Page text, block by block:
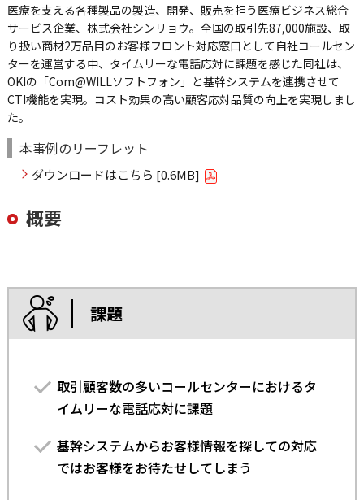
医療を支える各種製品の製造、開発、販売を担う医療ビジネス総合
サービス企業、株式会社シンリョウ。全国の取引先87,000施設、取
り扱い商材2万品目のお客様フロント対応窓口として自社コールセン
ターを運営する中、タイムリーな電話応対に課題を感じた同社は、
OKIの「Com@WILLソフトフォン」と基幹システムを連携させて
CTI機能を実現。コスト効果の高い顧客応対品質の向上を実現しまし
た。
本事例のリーフレット
ダウンロードはこちら [0.6MB]
概要
課題
取引顧客数の多いコールセンターにおけるタ
イムリーな電話応対に課題
基幹システムからお客様情報を探しての対応
ではお客様をお待たせしてしまう